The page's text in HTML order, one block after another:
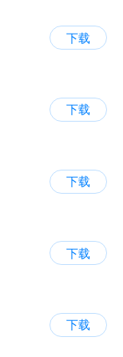
下载
下载
下载
下载
下载